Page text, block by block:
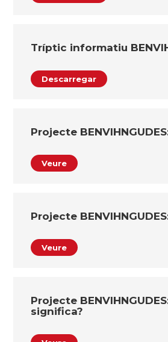
Tríptic informatiu
Descarregar
Projecte
Veure
Projecte
Veure
Projecte
significa?